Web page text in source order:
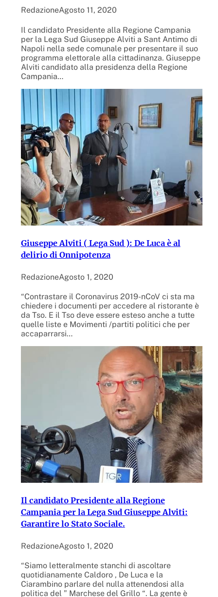
RedazioneAgosto 11, 2020
Il candidato Presidente alla Regione Campania
per la Lega Sud Giuseppe Alviti a Sant Antimo di
Napoli nella sede comunale per presentare il suo
programma elettorale alla cittadinanza. Giuseppe
Alviti candidato alla presidenza della Regione
Campania…
Giuseppe Alviti ( Lega Sud ): De Luca è al
delirio di Onnipotenza
RedazioneAgosto 1, 2020
“Contrastare il Coronavirus 2019-nCoV ci sta ma
chiedere i documenti per accedere al ristorante è
da Tso. E il Tso deve essere esteso anche a tutte
quelle liste e Movimenti /partiti politici che per
accaparrarsi…
Il candidato Presidente alla Regione
Campania per la Lega Sud Giuseppe Alviti:
Garantire lo Stato Sociale.
RedazioneAgosto 1, 2020
“Siamo letteralmente stanchi di ascoltare
quotidianamente Caldoro , De Luca e la
Ciarambino parlare del nulla attenendosi alla
politica del ” Marchese del Grillo “. La gente è